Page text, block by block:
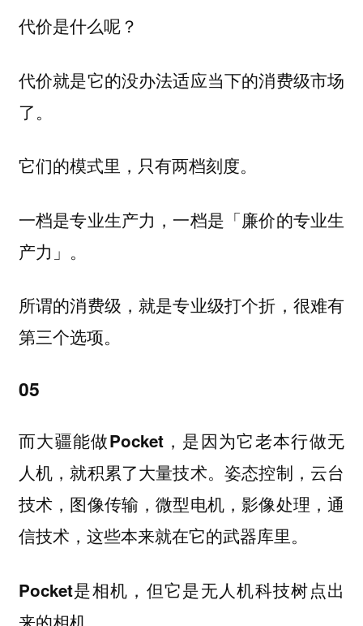
代价是什么呢？
代价就是它的没办法适应当下的消费级市场
了。
它们的模式里，只有两档刻度。
一档是专业生产力，一档是「廉价的专业生
产力」。
所谓的消费级，就是专业级打个折，很难有
第三个选项。
05
而大疆能做Pocket，是因为它老本行做无
人机，就积累了大量技术。姿态控制，云台
技术，图像传输，微型电机，影像处理，通
信技术，这些本来就在它的武器库里。
Pocket是相机，但它是无人机科技树点出